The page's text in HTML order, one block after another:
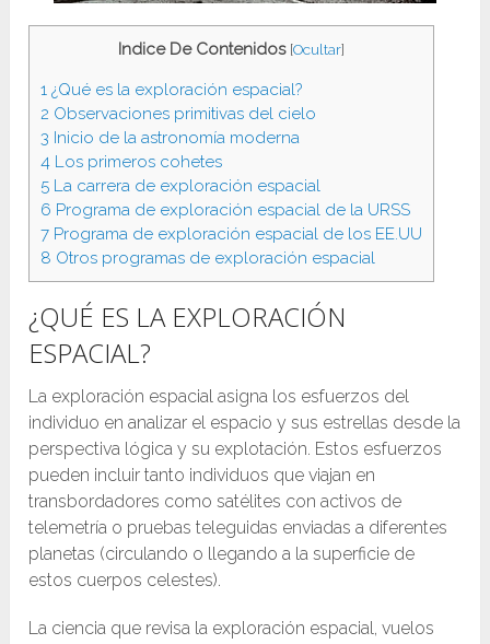
Indice De Contenidos [Ocultar]
1 ¿Qué es la exploración espacial?
2 Observaciones primitivas del cielo
3 Inicio de la astronomía moderna
4 Los primeros cohetes
5 La carrera de exploración espacial
6 Programa de exploración espacial de la URSS
7 Programa de exploración espacial de los EE.UU
8 Otros programas de exploración espacial
¿QUÉ ES LA EXPLORACIÓN
ESPACIAL?
La exploración espacial asigna los esfuerzos del
individuo en analizar el espacio y sus estrellas desde la
perspectiva lógica y su explotación. Estos esfuerzos
pueden incluir tanto individuos que viajan en
transbordadores como satélites con activos de
telemetría o pruebas teleguidas enviadas a diferentes
planetas (circulando o llegando a la superficie de
estos cuerpos celestes).
La ciencia que revisa la exploración espacial, vuelos